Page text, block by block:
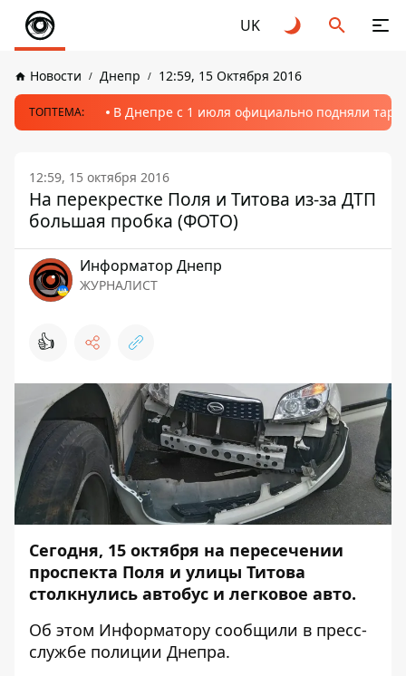
UK
Новости Днепр 12:59, 15 Октября 2016
ТОПТЕМА: В Днепре с 1 июля официально подняли
12:59, 15 октября 2016
На перекрестке Поля и Титова из-за ДТП
большая пробка (ФОТО)
Информатор Днепр
ЖУРНАЛИСТ
👍
Сегодня, 15 октября на пересечении
проспекта Поля и улицы Титова
столкнулись автобус и легковое авто.
Об этом Информатору сообщили в пресс-
службе полиции Днепра.